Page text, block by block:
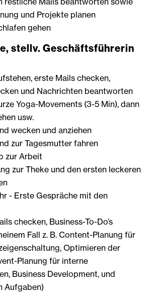
und Projekte planen
gehen
stellv. Geschäftsführerin
erste Mails checken,
und Nachrichten beantworten
Yoga-Movements (3-5 Min), dann
usw.
wecken und anziehen
zur Tagesmutter fahren
zur Arbeit
zur Theke und den ersten leckeren
- Erste Gespräche mit den
checken, Business-To-Do’s
Fall z. B. Content-Planung für
Optimieren der
Planung für interne
Business Development, und
Aufgaben)